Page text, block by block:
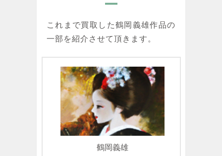
これまで買取した鶴岡義雄作品の
一部を紹介させて頂きます。
鶴岡義雄